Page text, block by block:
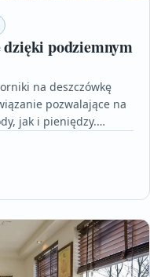
dzięki podziemnym
na deszczówkę
pozwalające na
jak i pieniędzy.